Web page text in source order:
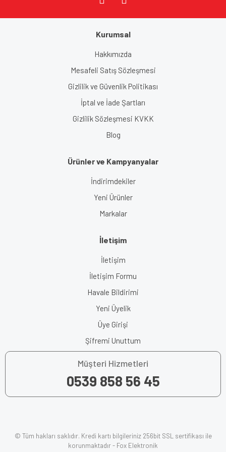
Gönder
Kurumsal
Hakkımızda
Mesafeli Satış Sözleşmesi
Gizlilik ve Güvenlik Politikası
İptal ve İade Şartları
Gizlilik Sözleşmesi KVKK
Blog
Ürünler ve Kampyanyalar
İndirimdekiler
Yeni Ürünler
Markalar
İletişim
İletişim
İletişim Formu
Havale Bildirimi
Yeni Üyelik
Üye Girişi
Şifremi Unuttum
Müşteri Hizmetleri
0539 858 56 45
© Tüm hakları saklıdır. Kredi kartı bilgileriniz 256bit SSL sertifikası ile
korunmaktadır - Fox Elektronik